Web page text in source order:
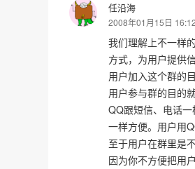
任沿海
2008年01月15日 16:12
我们理解上不一样
方式，为用户提供
用户加入这个群的
用户参与群的目的
QQ跟短信、电话
一样方便。用户用
至于用户在群里是
因为你不方便把用